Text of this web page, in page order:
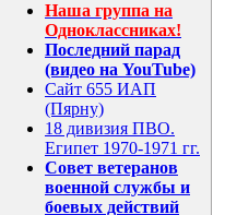
Наша группа на
Одноклассниках!
Последний парад
(видео на YouTube)
Сайт 655 ИАП
(Пярну)
18 дивизия ПВО.
Египет 1970-1971 гг.
Совет ветеранов
военной службы и
боевых действий